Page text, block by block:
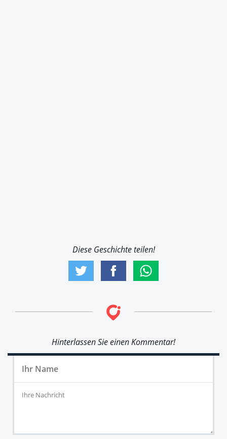
Diese Geschichte teilen!
Hinterlassen Sie einen Kommentar!